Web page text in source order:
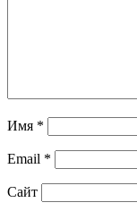
Имя *
Email *
Сайт